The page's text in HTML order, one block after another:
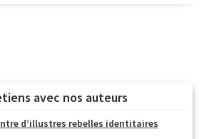
avec nos auteurs
d’illustres rebelles identitaires